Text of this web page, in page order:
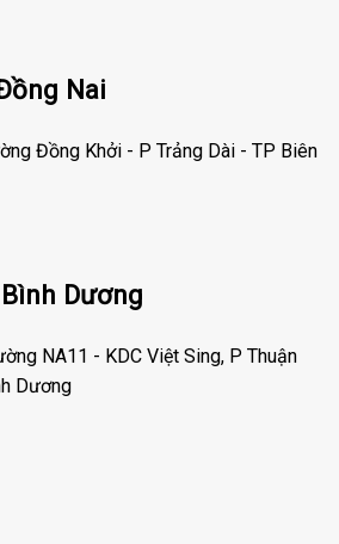
Nai
Đồng Khởi - P Trảng Dài - TP Biên
Dương
NA11 - KDC Việt Sing, P Thuận
Dương